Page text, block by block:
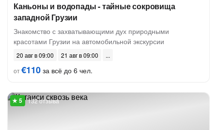
Каньоны и водопады - тайные сокровища
западной Грузии
Знакомство с захватывающими дух природными
красотами Грузии на автомобильной экскурсии
20 авг в 09:00
21 авг в 09:00
от€110 за всё до 6 чел.
132 отзыва